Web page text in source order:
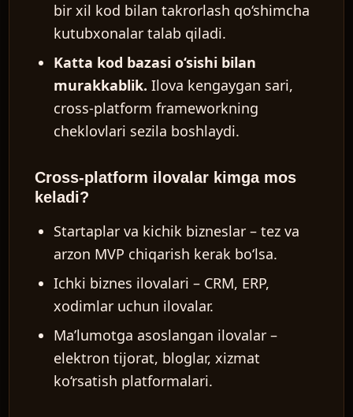
bir xil kod bilan takrorlash qo‘shimcha
kutubxonalar talab qiladi.
Katta kod bazasi o‘sishi bilan
murakkablik. Ilova kengaygan sari,
cross-platform frameworkning
cheklovlari sezila boshlaydi.
Cross-platform ilovalar kimga mos
keladi?
Startaplar va kichik bizneslar – tez va
arzon MVP chiqarish kerak bo‘lsa.
Ichki biznes ilovalari – CRM, ERP,
xodimlar uchun ilovalar.
Ma’lumotga asoslangan ilovalar –
elektron tijorat, bloglar, xizmat
ko‘rsatish platformalari.